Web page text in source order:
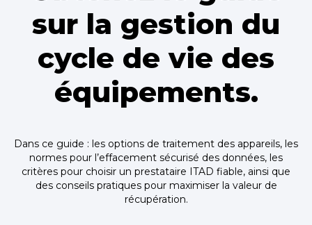
sur la gestion du
cycle de vie des
équipements.
Dans ce guide : les options de traitement des appareils, les
normes pour l’effacement sécurisé des données, les
critères pour choisir un prestataire ITAD fiable, ainsi que
des conseils pratiques pour maximiser la valeur de
récupération.